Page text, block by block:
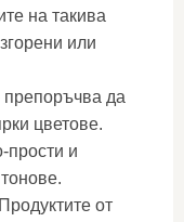
на такива
или
препоръчва да
цветове.
прости и
от